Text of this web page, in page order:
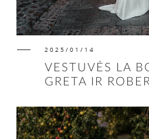
2025/01/14
VESTUVĖS LA
GRETA IR